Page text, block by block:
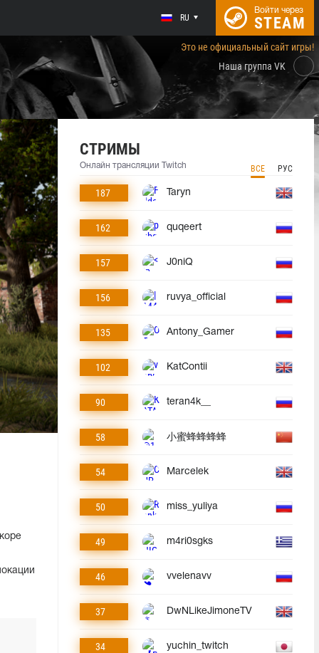
RU
Войти через
STEAM
Это не официальный сайт игры!
Наша группа VK
СТРИМЫ
Онлайн трансляции Twitch ВСЕ РУС
187 Taryn
162 quqeert
157 J0niQ
156 ruvya_official
135 Antony_Gamer
102 KatContii
90 teran4k__
58 小蜜蜂蜂蜂蜂
54 Marcelek
50 miss_yuliya
49 m4ri0sgks
46 vvelenavv
37 DwNLikeJimoneTV
34 yuchin_twitch